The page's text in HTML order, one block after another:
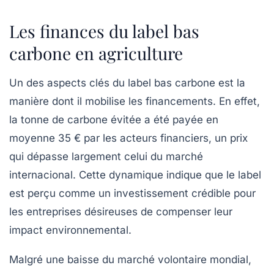
Les finances du label bas
carbone en agriculture
Un des aspects clés du label bas carbone est la
manière dont il mobilise les financements. En effet,
la tonne de carbone évitée a été payée en
moyenne 35 € par les acteurs financiers, un prix
qui dépasse largement celui du marché
internacional. Cette dynamique indique que le label
est perçu comme un investissement crédible pour
les entreprises désireuses de compenser leur
impact environnemental.
Malgré une baisse du marché volontaire mondial,